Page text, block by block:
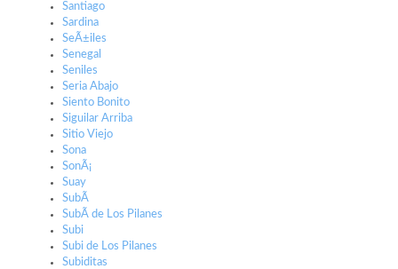
Santiago
Sardina
SeÃ±iles
Senegal
Seniles
Seria Abajo
Siento Bonito
Siguilar Arriba
Sitio Viejo
Sona
SonÃ¡
Suay
SubÃ­
SubÃ­ de Los Pilanes
Subi
Subi de Los Pilanes
Subiditas